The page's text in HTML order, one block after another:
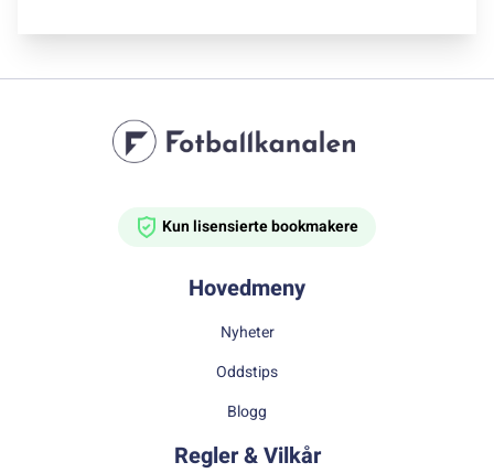
Kun lisensierte bookmakere
Hovedmeny
Nyheter
Oddstips
Blogg
Regler & Vilkår